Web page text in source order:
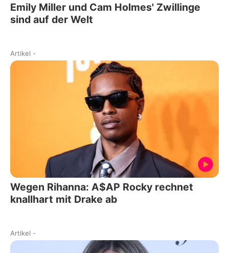
Emily Miller und Cam Holmes' Zwillinge
sind auf der Welt
Artikel -
Wegen Rihanna: A$AP Rocky rechnet
knallhart mit Drake ab
Artikel -